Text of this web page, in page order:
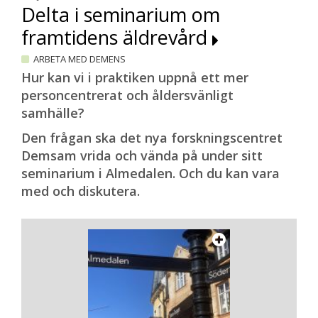
hjälp hemma. Och även om vi bara kan
skjuta upp sjukdomens förlopp med
bibehållen livskvalitet i ett år så är det
värt det, säger Regina Altena.
Minnen om jordbruk och
cancerforskning
När SDC bjuds in att delta digitalt på en av
träffarna finns nutritionist, sjukgymnast,
psykolog, gerontolog och sjuksköterska
med – bland annat. Deltagarna får inte
vara fler än tolv, eftersom alla ska komma
till tals. Fysiska och kognitiva
gruppövningar varvas. Dagens tema är
”mitt första arbete”. Efter lite gymnastik
och samtal om vad deltagarna åt till
frukost får samtliga berätta om minnena
Delta i seminarium om
framtidens äldrevård
ARBETA MED DEMENS
Hur kan vi i praktiken uppnå ett mer
personcentrerat och åldersvänligt
samhälle?
Den frågan ska det nya forskningscentret
Demsam vrida och vända på under sitt
seminarium i Almedalen. Och du kan vara
med och diskutera.